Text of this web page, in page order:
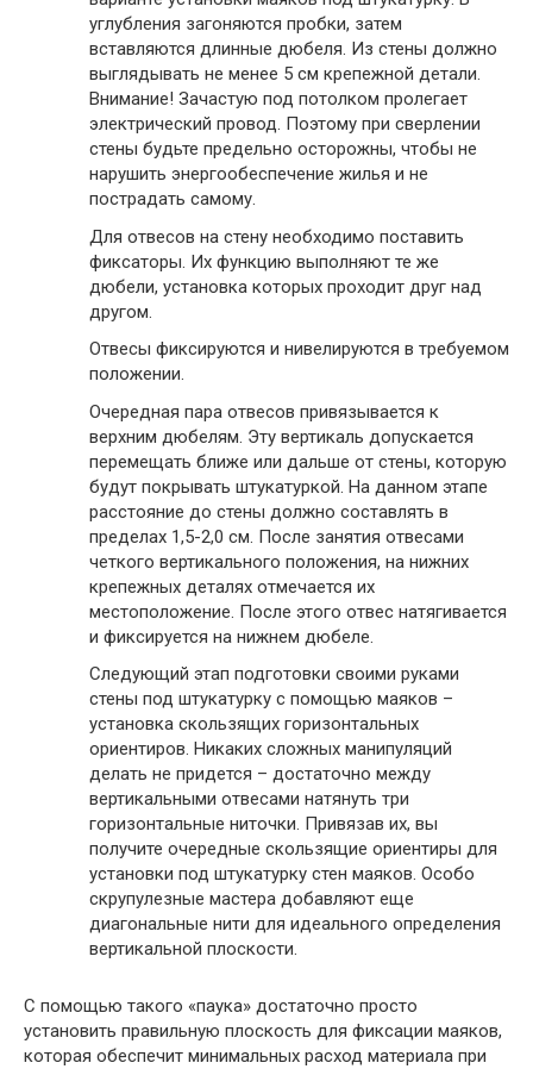
углубления загоняются пробки, затем
вставляются длинные дюбеля. Из стены должно
выглядывать не менее 5 см крепежной детали.
Внимание! Зачастую под потолком пролегает
электрический провод. Поэтому при сверлении
стены будьте предельно осторожны, чтобы не
нарушить энергообеспечение жилья и не
пострадать самому.
Для отвесов на стену необходимо поставить
фиксаторы. Их функцию выполняют те же
дюбели, установка которых проходит друг над
другом.
Отвесы фиксируются и нивелируются в требуемом
положении.
Очередная пара отвесов привязывается к
верхним дюбелям. Эту вертикаль допускается
перемещать ближе или дальше от стены, которую
будут покрывать штукатуркой. На данном этапе
расстояние до стены должно составлять в
пределах 1,5-2,0 см. После занятия отвесами
четкого вертикального положения, на нижних
крепежных деталях отмечается их
местоположение. После этого отвес натягивается
и фиксируется на нижнем дюбеле.
Следующий этап подготовки своими руками
стены под штукатурку с помощью маяков –
установка скользящих горизонтальных
ориентиров. Никаких сложных манипуляций
делать не придется – достаточно между
вертикальными отвесами натянуть три
горизонтальные ниточки. Привязав их, вы
получите очередные скользящие ориентиры для
установки под штукатурку стен маяков. Особо
скрупулезные мастера добавляют еще
диагональные нити для идеального определения
вертикальной плоскости.
С помощью такого «паука» достаточно просто
установить правильную плоскость для фиксации маяков,
которая обеспечит минимальных расход материала при